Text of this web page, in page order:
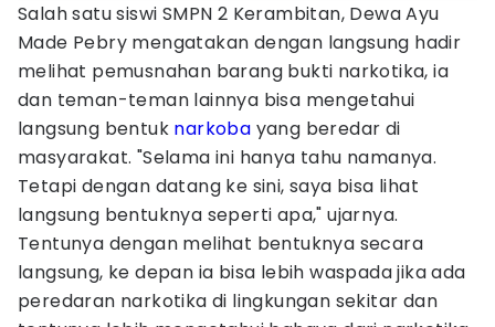
Salah satu siswi SMPN 2 Kerambitan, Dewa Ayu
Made Pebry mengatakan dengan langsung hadir
melihat pemusnahan barang bukti narkotika, ia
dan teman-teman lainnya bisa mengetahui
langsung bentuk narkoba yang beredar di
masyarakat. "Selama ini hanya tahu namanya.
Tetapi dengan datang ke sini, saya bisa lihat
langsung bentuknya seperti apa," ujarnya.
Tentunya dengan melihat bentuknya secara
langsung, ke depan ia bisa lebih waspada jika ada
peredaran narkotika di lingkungan sekitar dan